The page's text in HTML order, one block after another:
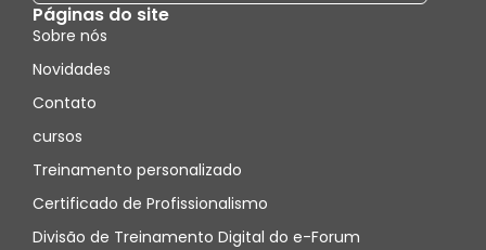
Páginas do site
Sobre nós
Novidades
Contato
cursos
Treinamento personalizado
Certificado de Profissionalismo
Divisão de Treinamento Digital do e-Forum